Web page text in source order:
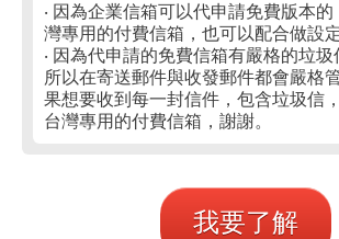
‧ 因為企業信箱可以代申請免費版本的
灣專用的付費信箱，也可以配合做設定
‧ 因為代申請的免費信箱有嚴格的垃圾
所以在寄送郵件與收發郵件都會嚴格
果想要收到每一封信件，包含垃圾信
台灣專用的付費信箱，謝謝。
我要了解